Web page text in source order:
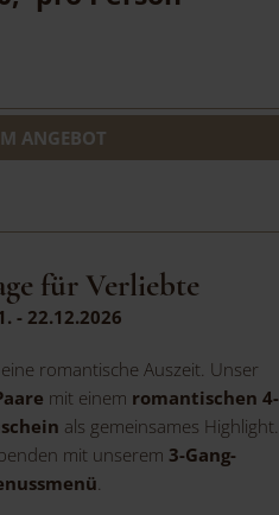
ANGEBOT
für Verliebte
- 22.12.2026
romantische Auszeit. Unser
mit einem romantischen 4-
als gemeinsames Highlight.
mit unserem3-Gang-